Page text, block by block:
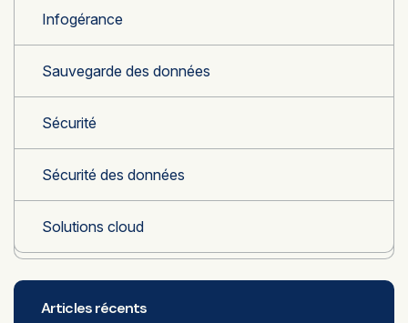
Infogérance
Sauvegarde des données
Sécurité
Sécurité des données
Solutions cloud
Articles récents